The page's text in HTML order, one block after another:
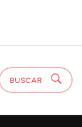
BUSCAR